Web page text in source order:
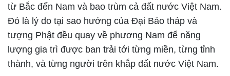
từ Bắc đến Nam và bao trùm cả đất nước Việt Nam.
Đó là lý do tại sao hướng của Đại Bảo tháp và
tượng Phật đều quay về phương Nam để năng
lượng gia trì được ban trải tới từng miền, từng tỉnh
thành, và từng người trên khắp đất nước Việt Nam.